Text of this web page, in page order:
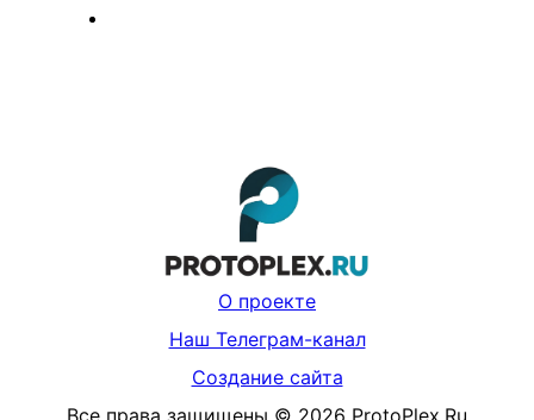
О проекте
Наш Телеграм-канал
Создание сайта